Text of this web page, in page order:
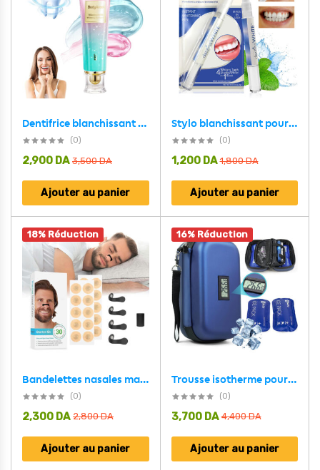
Dentifrice blanchissant à la niacinamide BodyAccel – معجون تبييض الأسنان
(0)
3,500DA
2,900 DA
Ajouter au panier
Stylo blanchissant pour les dents en 2 parties avec applicateur doux
(0)
1,800DA
1,200 DA
Ajouter au panier
18% Réduction
Bandelettes nasales magnétiques anti-ronflement pour un meilleur sommeil – شرائط أنفية مغناطيسية للرياضة والنوم مضادة للشخير
(0)
2,800DA
2,300 DA
Ajouter au panier
16% Réduction
Trousse isotherme pour insuline avec écran afficheur de température
(0)
4,400DA
3,700 DA
Ajouter au panier